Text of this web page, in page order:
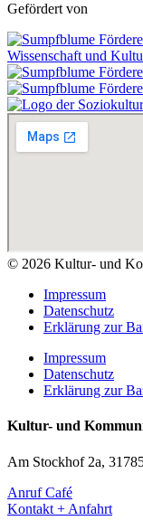
Gefördert von
© 2026 Kultur- und
Impressum
Datenschutz
Erklärung zur
Impressum
Datenschutz
Erklärung zur
Kultur- und
Am Stockhof 2a,
Anruf Café
Kontakt + Anfahrt